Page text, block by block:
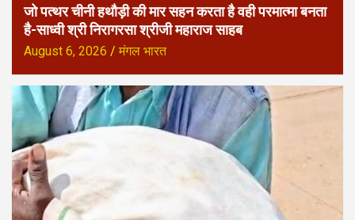
जो पत्थर चीनी हथौड़ी की मार सहन करता है वही परमात्मा बनता
है-साध्वी श्री निरागरसा श्रीजी महाराज साहब
August 6, 2026 मंगल भारत